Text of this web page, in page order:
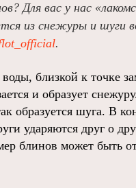
Для вас у нас
из снежуры и шуги
.
близкой к точке
и образует
образуется шуга. В
ударяются друг о
блинов может быть